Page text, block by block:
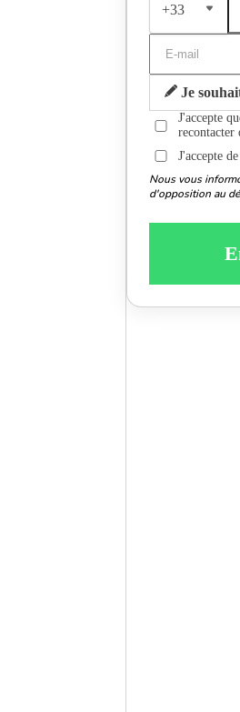
+33
Je
J'accepte
recontacter
J'accepte
Nous vous
d'opposition au